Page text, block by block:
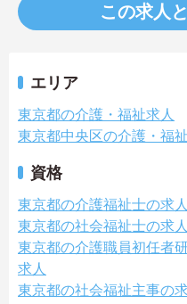
この求人
エリア
東京都の介護・福祉求人
東京都中央区の介護・福
資格
東京都の介護福祉士の求人
東京都の社会福祉士の求人
東京都の介護職員初任者
求人
東京都の社会福祉主事の